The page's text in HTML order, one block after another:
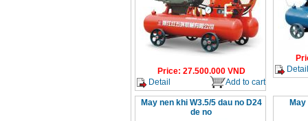
Price: 27.500.000VND
Detail
Add to cart
Detail
May nen khi W3.5/5 dau no D24
de no